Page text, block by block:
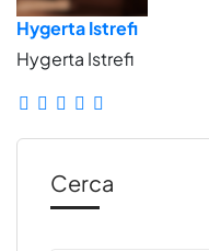
Hygerta Istrefi
Hygerta Istrefi
Cerca